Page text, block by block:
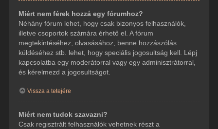
Miért nem férek hozzá egy fórumhoz?
Néhány fórum lehet, hogy csak bizonyos felhasználók,
illetve csoportok számára érhető el. A fórum
megtekintéséhez, olvasásához, benne hozzászólás
küldéséhez stb. lehet, hogy speciális jogosultság kell. Lépj
kapcsolatba egy moderátorral vagy egy adminisztrátorral,
és kérelmezd a jogosultságot.
Vissza a tetejére
Miért nem tudok szavazni?
Csak regisztrált felhasználók vehetnek részt a